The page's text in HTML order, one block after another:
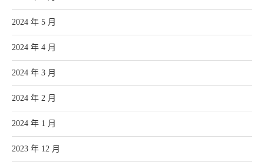
2024 年 5 月
2024 年 4 月
2024 年 3 月
2024 年 2 月
2024 年 1 月
2023 年 12 月